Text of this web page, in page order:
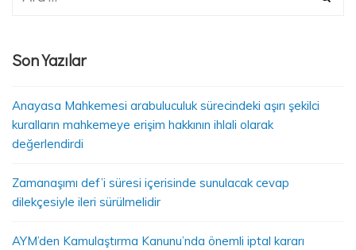
Son Yazılar
Anayasa Mahkemesi arabuluculuk sürecindeki aşırı şekilci
kuralların mahkemeye erişim hakkının ihlali olarak
değerlendirdi
Zamanaşımı def’i süresi içerisinde sunulacak cevap
dilekçesiyle ileri sürülmelidir
AYM’den Kamulaştırma Kanunu’nda önemli iptal kararı